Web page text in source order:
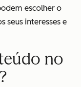
escolher o
seus interesses e
no